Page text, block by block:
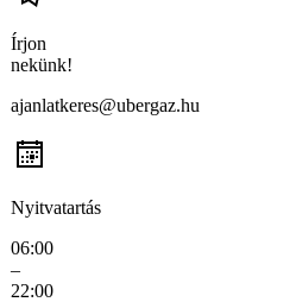
Írjon
nekünk!
ajanlatkeres@ubergaz.hu
Nyitvatartás
06:00
–
22:00